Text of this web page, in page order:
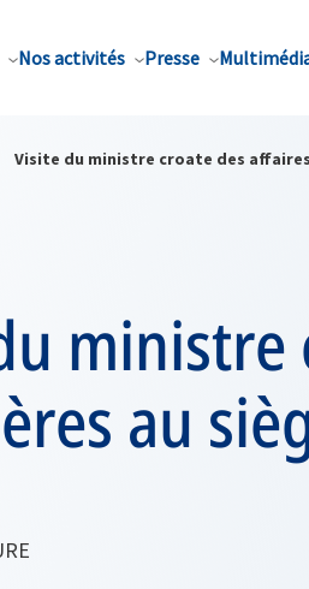
Nos activités Presse
Visite du ministre croate des
ministre
au